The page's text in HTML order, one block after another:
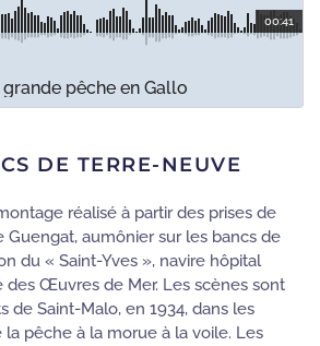
00:41
grande pêche en Gallo
DE TERRE-NEUVE
réalisé à partir des prises de
Guengat, aumônier sur les bancs de
du « Saint-Yves », navire hôpital
des Œuvres de Mer. Les scènes sont
de Saint-Malo, en 1934, dans les
pêche à la morue à la voile. Les